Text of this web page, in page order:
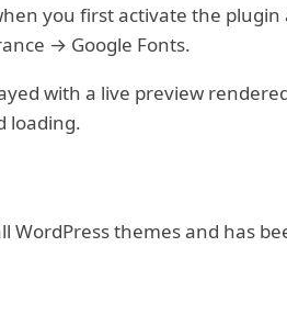
you first activate the
→ Google Fonts.
with a live preview
loading.
WordPress themes and has